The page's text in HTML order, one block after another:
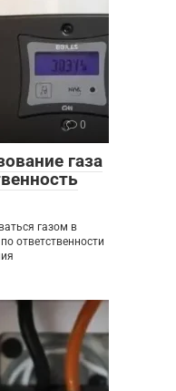
0
газа
газом в
ответственности